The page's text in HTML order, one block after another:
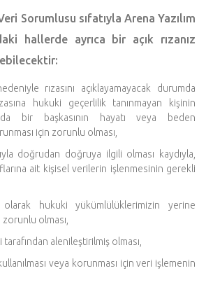
Sorumlusu sıfatıyla Arena Yazılım
hallerde ayrıca bir açık rızanız
rızasını açıklayamayacak durumda
hukuki geçerlilik tanınmayan kişinin
bir başkasının hayatı veya beden
için zorunlu olması,
doğrudan doğruya ilgili olması kaydıyla,
ait kişisel verilerin işlenmesinin gerekli
hukuki yükümlülüklerimizin yerine
olması,
alenileştirilmiş olması,
veya korunması için veri işlemenin